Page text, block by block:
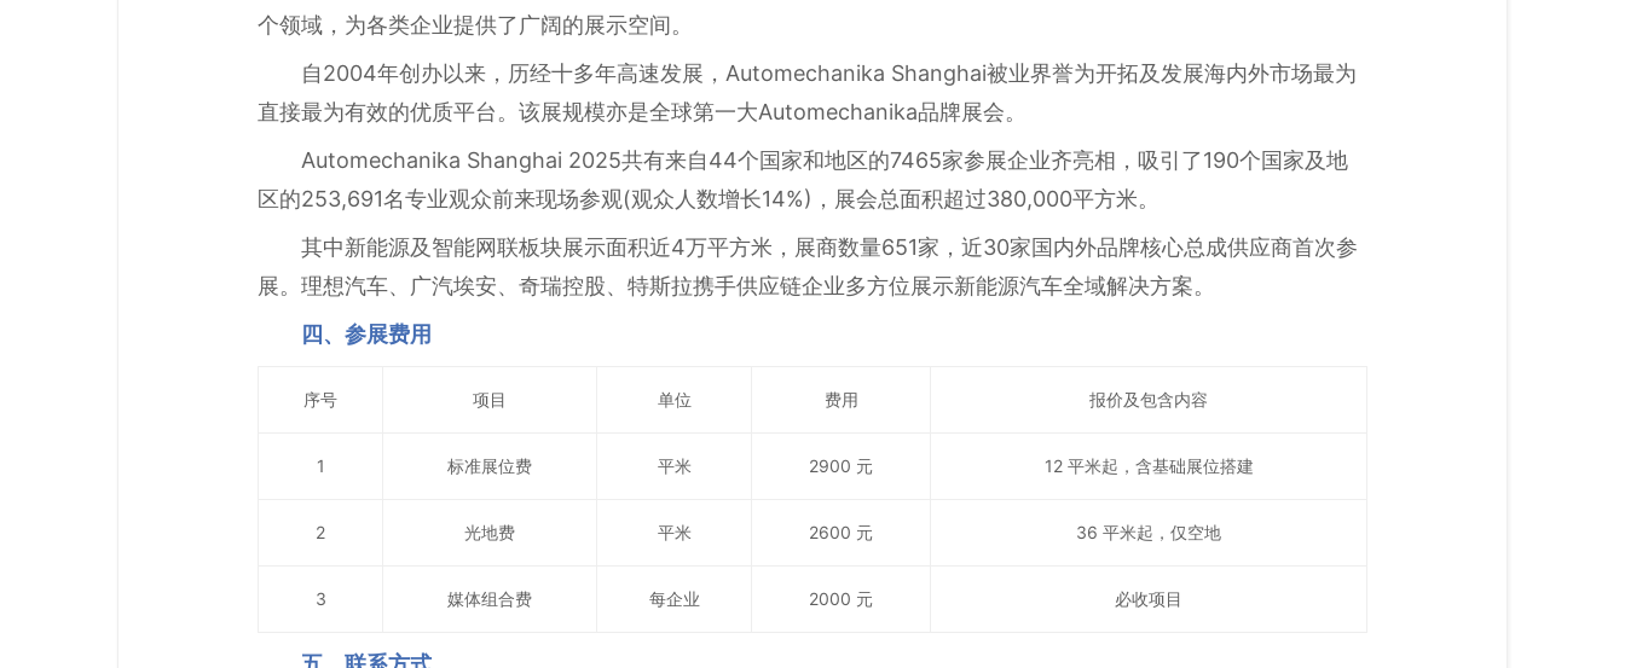
个领域，为各类企业提供了广阔的展示空间。
自2004年创办以来，历经十多年高速发展，Automechanika Shanghai被业界誉为开拓及发展海内外市场最为
直接最为有效的优质平台。该展规模亦是全球第一大Automechanika品牌展会。
Automechanika Shanghai 2025共有来自44个国家和地区的7465家参展企业齐亮相，吸引了190个国家及地
区的253,691名专业观众前来现场参观(观众人数增长14%)，展会总面积超过380,000平方米。
其中新能源及智能网联板块展示面积近4万平方米，展商数量651家，近30家国内外品牌核心总成供应商首次参
展。理想汽车、广汽埃安、奇瑞控股、特斯拉携手供应链企业多方位展示新能源汽车全域解决方案。
四、参展费用
序号 项目 单位 费用 报价及包含内容
1 标准展位费 平米 2900 元 12 平米起，含基础展位搭建
2 光地费 平米 2600 元 36 平米起，仅空地
3 媒体组合费 每企业 2000 元 必收项目